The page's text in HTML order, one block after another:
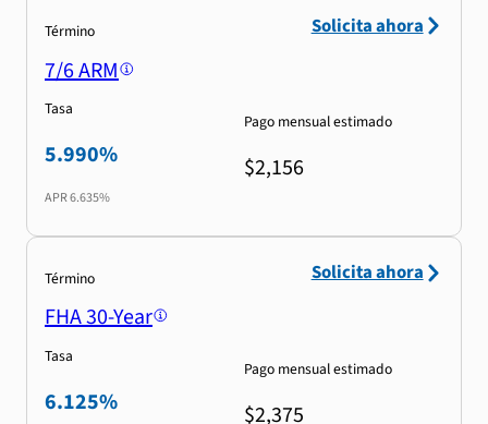
Término
7/6 ARM
Tasa
5.990%
APR6.635%
Pago mensual estimado
$2,156
Solicita ahora
Término
FHA 30-Year
Tasa
6.125%
Pago mensual estimado
$2,375
Solicita ahora